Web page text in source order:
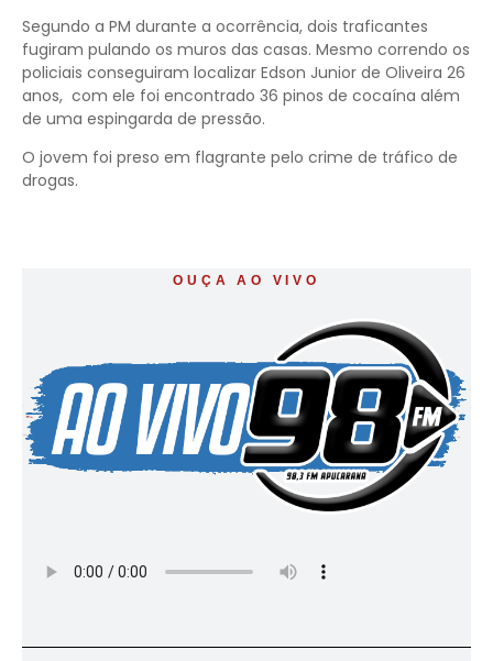
Segundo a PM durante a ocorrência, dois traficantes
fugiram pulando os muros das casas. Mesmo correndo os
policiais conseguiram localizar Edson Junior de Oliveira 26
anos, com ele foi encontrado 36 pinos de cocaína além
de uma espingarda de pressão.
O jovem foi preso em flagrante pelo crime de tráfico de
drogas.
OUÇA AO VIVO